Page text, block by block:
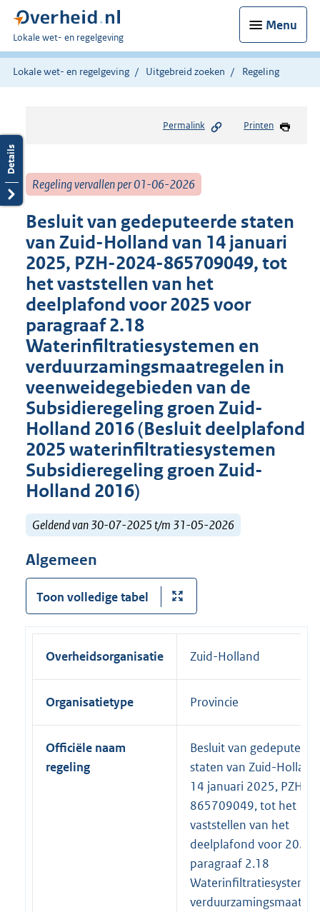
Menu
U
bent
hier:
Lokale wet- en regelgeving
Lokale wet- en regelgeving Uitgebreid zoeken Regeling
Permalink Printen
Regeling vervallen per 01-06-2026
Besluit van gedeputeerde staten
van Zuid-Holland van 14 januari
2025, PZH-2024-865709049, tot
het vaststellen van het
deelplafond voor 2025 voor
paragraaf 2.18
Waterinfiltratiesystemen en
verduurzamingsmaatregelen in
veenweidegebieden van de
Subsidieregeling groen Zuid-
Holland 2016 (Besluit deelplafond
2025 waterinfiltratiesystemen
Subsidieregeling groen Zuid-
Holland 2016)
Geldend van 30-07-2025 t/m 31-05-2026
Algemeen
Toon volledige tabel
Overheidsorganisatie Zuid-Holland
Organisatietype Provincie
Officiële naam
regeling
Besluit van
staten van Zuid-
14 januari 2025, PZH-
865709049, tot het
vaststellen van het
deelplafond voor 2025
paragraaf 2.18